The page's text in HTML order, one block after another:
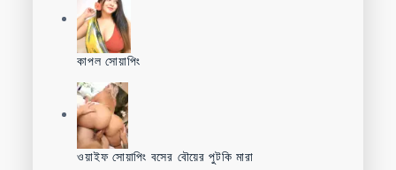
কাপল সোয়াপিং
ওয়াইফ সোয়াপিং বসের বৌয়ের পুটকি মারা